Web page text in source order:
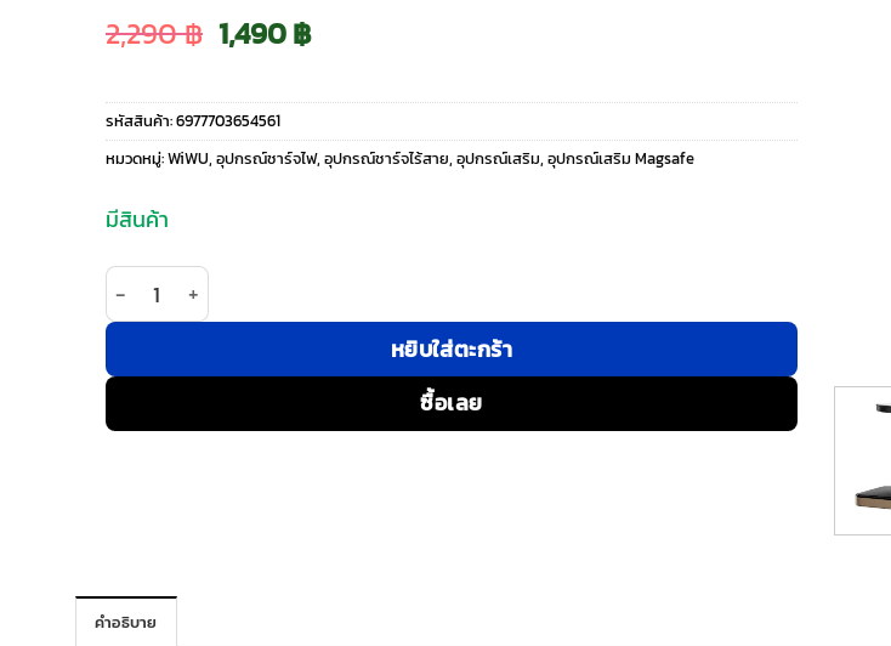
2,290฿ Original
price
was:
1,490฿Current
price
is:
รหัสสินค้า:6977703654561
หมวดหมู่:WiWU, อุปกรณ์ชาร์จไฟ, อุปกรณ์ชาร์จไร้สาย, อุปกรณ์เสริม, อุปกรณ์เสริม Magsafe
มีสินค้า
จำนวน WiWU รุ่น Triple 3-in-1 Wireless Charger (Wi-W038) - แท่นชาร์จไร้สาย - สี Gold ชิ้น
หยิบใส่ตะกร้า
ซื้อเลย
คำอธิบาย